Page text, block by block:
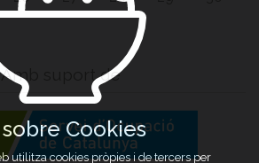
Amb suport de
Cookies
utilitza cookies pròpies i de tercers per